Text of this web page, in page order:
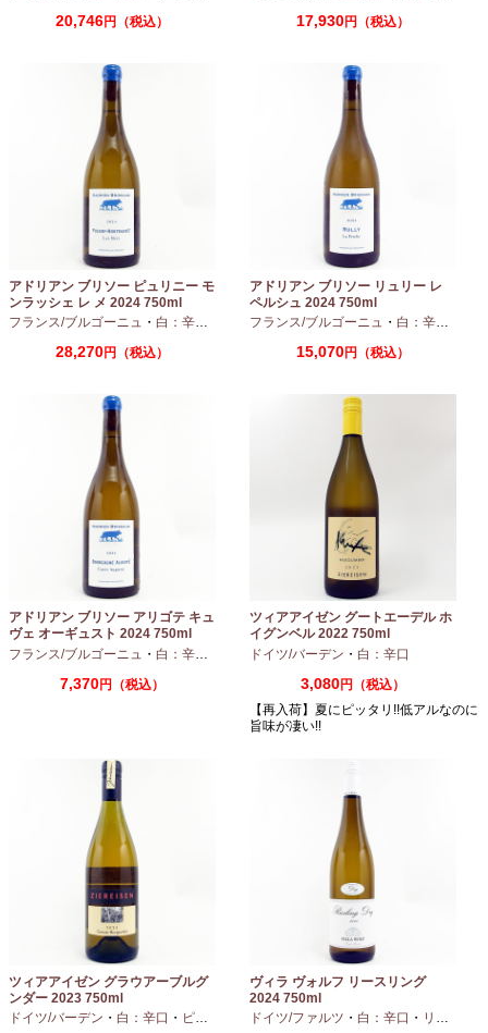
20,746円（税込） 17,930円（税込）
アドリアン ブリソー ピュリニー モ
ンラッシェ レ メ 2024 750ml
フランス/ブルゴーニュ ・ 白：辛口 シャルドネ
28,270円（税込）
アドリアン ブリソー リュリー レ
ペルシュ 2024 750ml
フランス/ブルゴーニュ ・ 白：辛口
15,070円（税込）
アドリアン ブリソー アリゴテ キュ
ヴェ オーギュスト 2024 750ml
フランス/ブルゴーニュ ・ 白：辛口 アリゴテ
7,370円（税込）
ツィアアイゼン グートエーデル ホ
イグンベル 2022 750ml
ドイツ/バーデン ・ 白：辛口
3,080円（税込）
【再入荷】夏にピッタリ!!低アルなのに
旨味が凄い!!
ツィアアイゼン グラウアーブルグ
ンダー 2023 750ml
ドイツ/バーデン ・ 白：辛口 ・ ピノグリ
ヴィラ ヴォルフ リースリング
2024 750ml
ドイツ/ファルツ ・ 白：辛口 ・ リースリング